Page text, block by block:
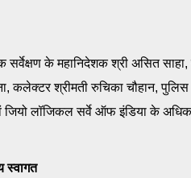
सर्वेक्षण के महानिदेशक श्री असित
कलेक्टर श्रीमती रुचिका चौहान, पुलिस
जियो लॉजिकल सर्वे ऑफ इंडिया के
स्वागत